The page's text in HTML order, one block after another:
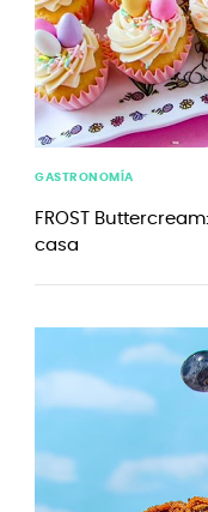
GASTRONOMÍA
FROST
casa